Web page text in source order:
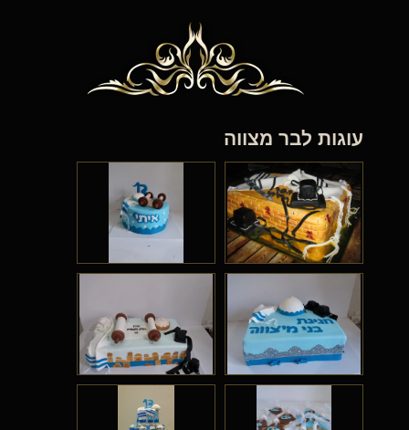
עוגות לבר מצווה